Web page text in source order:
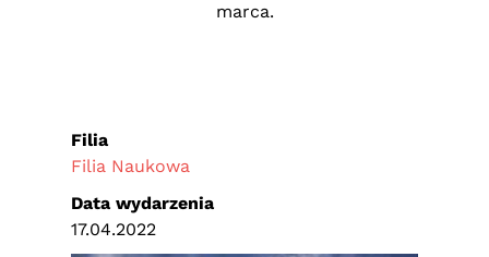
marca.
Filia
Filia Naukowa
Data wydarzenia
17.04.2022